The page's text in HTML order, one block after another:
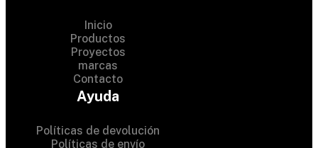
Inicio
Productos
Proyectos
marcas
Contacto
Ayuda
Políticas de devolución
Políticas de envío